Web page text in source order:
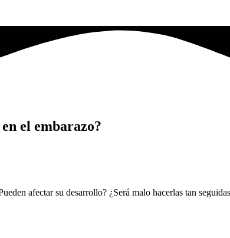
el embarazo?
afectar su desarrollo? ¿Será malo hacerlas tan